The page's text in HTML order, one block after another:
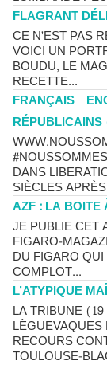
FLAGRANT
CE N'EST PAS
VOICI UN
BOUDU, LE
RECETTE...
FRANÇAIS
DANS
SIÈCLES
AZF : LA BOITE
JE PUBLIE CET
FIGARO-
DU FIGARO
COMPLOT...
L’ATYPIQUE
LA TRIBUNE
LÈGUEVAQUES
RECOURS
TOULOUSE-